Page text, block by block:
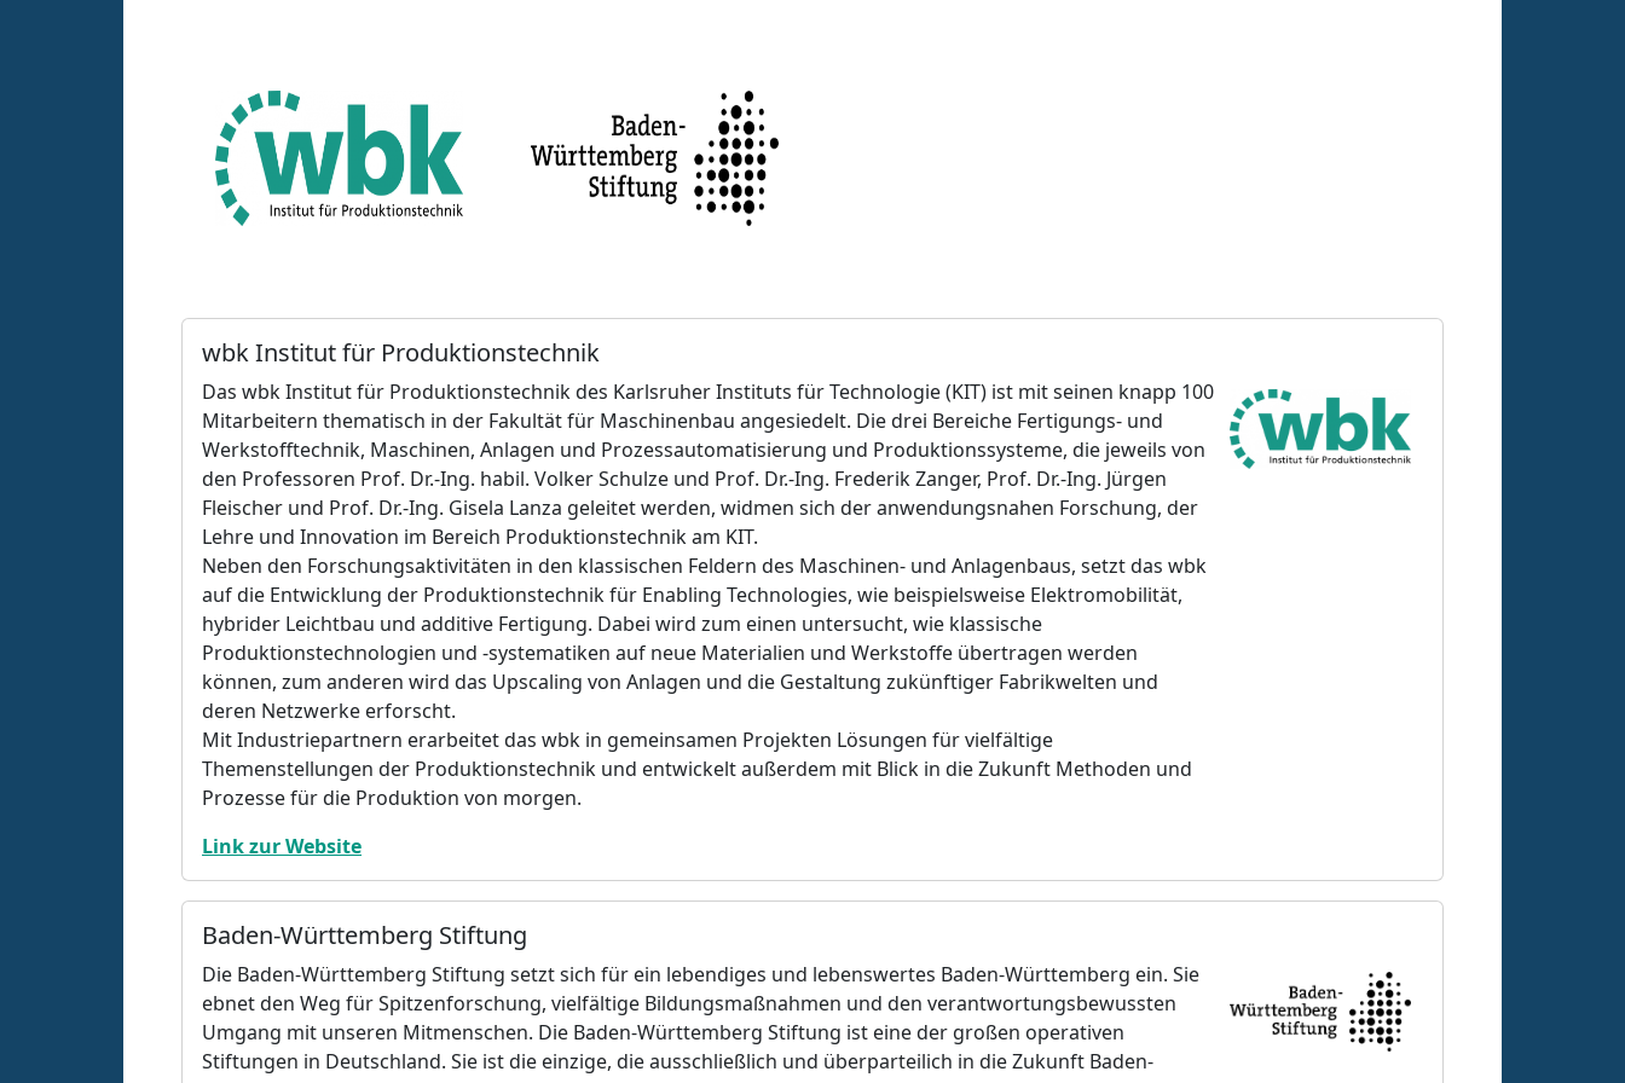
wbk Institut für Produktionstechnik
Das wbk Institut für Produktionstechnik des Karlsruher Instituts für Technologie (KIT) ist mit seinen knapp 100
Mitarbeitern thematisch in der Fakultät für Maschinenbau angesiedelt. Die drei Bereiche Fertigungs- und
Werkstofftechnik, Maschinen, Anlagen und Prozessautomatisierung und Produktionssysteme, die jeweils von
den Professoren Prof. Dr.-Ing. habil. Volker Schulze und Prof. Dr.-Ing. Frederik Zanger, Prof. Dr.-Ing. Jürgen
Fleischer und Prof. Dr.-Ing. Gisela Lanza geleitet werden, widmen sich der anwendungsnahen Forschung, der
Lehre und Innovation im Bereich Produktionstechnik am KIT.
Neben den Forschungsaktivitäten in den klassischen Feldern des Maschinen- und Anlagenbaus, setzt das wbk
auf die Entwicklung der Produktionstechnik für Enabling Technologies, wie beispielsweise Elektromobilität,
hybrider Leichtbau und additive Fertigung. Dabei wird zum einen untersucht, wie klassische
Produktionstechnologien und -systematiken auf neue Materialien und Werkstoffe übertragen werden
können, zum anderen wird das Upscaling von Anlagen und die Gestaltung zukünftiger Fabrikwelten und
deren Netzwerke erforscht.
Mit Industriepartnern erarbeitet das wbk in gemeinsamen Projekten Lösungen für vielfältige
Themenstellungen der Produktionstechnik und entwickelt außerdem mit Blick in die Zukunft Methoden und
Prozesse für die Produktion von morgen.
Link zur Website
Baden-Württemberg Stiftung
Die Baden-Württemberg Stiftung setzt sich für ein lebendiges und lebenswertes Baden-Württemberg ein. Sie
ebnet den Weg für Spitzenforschung, vielfältige Bildungsmaßnahmen und den verantwortungsbewussten
Umgang mit unseren Mitmenschen. Die Baden-Württemberg Stiftung ist eine der großen operativen
Stiftungen in Deutschland. Sie ist die einzige, die ausschließlich und überparteilich in die Zukunft Baden-